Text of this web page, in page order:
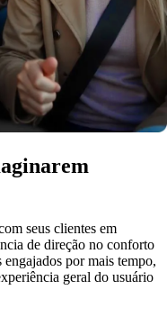
seus clientes em
de direção no conforto
engajados por mais tempo,
geral do usuário